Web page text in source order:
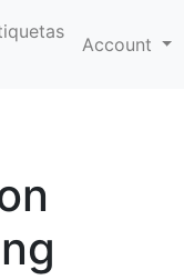
Account